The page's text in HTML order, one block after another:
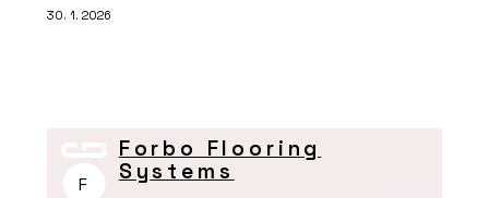
30. 1. 2026
F
Forbo Flooring
Systems